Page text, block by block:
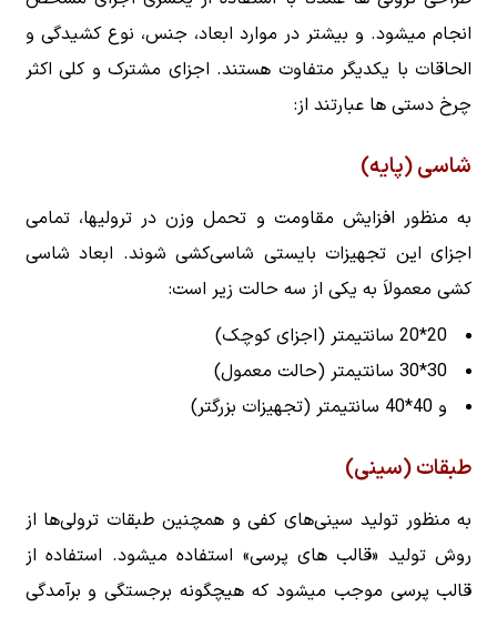
انجام میشود. و بیشتر در موارد ابعاد، جنس، نوع کشیدگی و
الحاقات با یکدیگر متفاوت هستند. اجزای مشترک و کلی اکثر
چرخ دستی ها عبارتند از:
شاسی (پایه)
به منظور افزایش مقاومت و تحمل وزن در ترولیها، تمامی
اجزای این تجهیزات بایستی شاسی‌کشی شوند. ابعاد شاسی
کشی معمولاَ به یکی از سه حالت زیر است:
20*20 سانتیمتر (اجزای کوچک)
30*30 سانتیمتر (حالت معمول)
و 40*40 سانتیمتر (تجهیزات بزرگتر)
طبقات (سینی)
به منظور تولید سینی‌های کفی و همچنین طبقات ترولی‌ها از
روش تولید «قالب های پرسی» استفاده میشود. استفاده از
قالب پرسی موجب میشود که هیچگونه برجستگی و برآمدگی